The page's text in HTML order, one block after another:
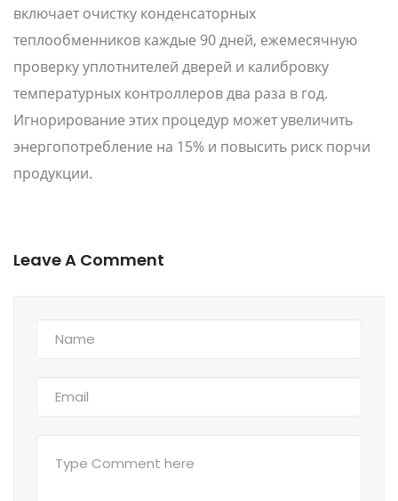
включает очистку конденсаторных
теплообменников каждые 90 дней, ежемесячную
проверку уплотнителей дверей и калибровку
температурных контроллеров два раза в год.
Игнорирование этих процедур может увеличить
энергопотребление на 15% и повысить риск порчи
продукции.
Leave A Comment